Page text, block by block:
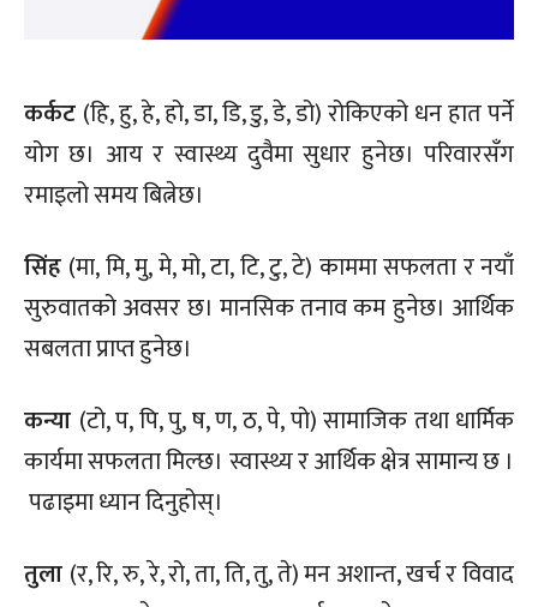
कर्कट (हि, हु, हे, हो, डा, डि, डु, डे, डो) रोकिएको धन हात पर्ने
योग छ। आय र स्वास्थ्य दुवैमा सुधार हुनेछ। परिवारसँग
रमाइलो समय बित्नेछ।
सिंह (मा, मि, मु, मे, मो, टा, टि, टु, टे) काममा सफलता र नयाँ
सुरुवातको अवसर छ। मानसिक तनाव कम हुनेछ। आर्थिक
सबलता प्राप्त हुनेछ।
कन्या (टो, प, पि, पु, ष, ण, ठ, पे, पो) सामाजिक तथा धार्मिक
कार्यमा सफलता मिल्छ। स्वास्थ्य र आर्थिक क्षेत्र सामान्य छ ।
पढाइमा ध्यान दिनुहोस्।
तुला (र, रि, रु, रे, रो, ता, ति, तु, ते) मन अशान्त, खर्च र विवाद